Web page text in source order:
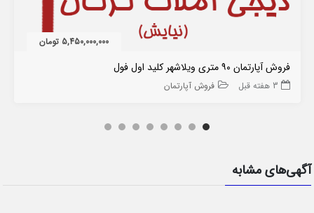
5,450,000,000 تومان
فروش آپارتمان ۹۰ متری ویلاشهر کلید اول فول
3 هفته قبل فروش آپارتمان
آگهی‌های مشابه